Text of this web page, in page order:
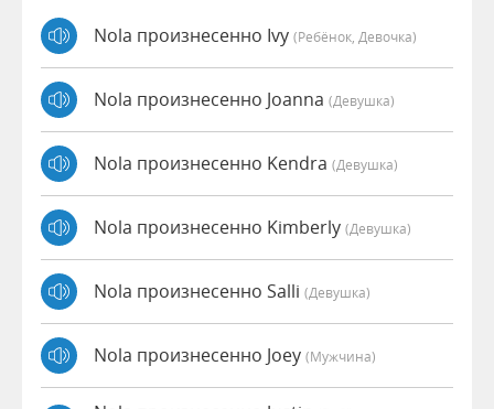
Nola произнесенно Ivy (Ребёнок, Девочка)
Nola произнесенно Joanna (девушка)
Nola произнесенно Kendra (девушка)
Nola произнесенно Kimberly (девушка)
Nola произнесенно Salli (девушка)
Nola произнесенно Joey (мужчина)